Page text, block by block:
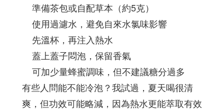
準備茶包或自配草本（約5克）
使用過濾水，避免自來水氯味影響
先溫杯，再注入熱水
蓋上蓋子悶泡，保留香氣
可加少量蜂蜜調味，但不建議糖分過多
有些人問能不能冷泡？我試過，夏天喝很清
爽，但功效可能略減，因為熱水更能萃取有效